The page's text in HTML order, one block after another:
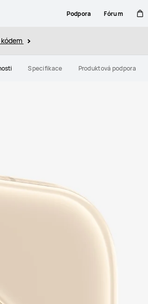
Podpora Fórum
Specifikace Produktová podpora